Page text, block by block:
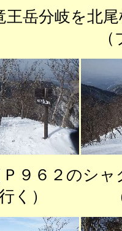
岳分岐を
（ブナ尾
６２のシ
行く） （Ｃ